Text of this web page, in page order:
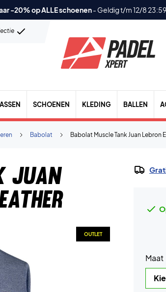
-20% op ALLE schoenen- Geldig t/m 12/8 23:59
SCHOENEN KLEDING BALLEN
Babolat Muscle Tank Juan Lebron
Babolat
Juan
OUTLET
Maat